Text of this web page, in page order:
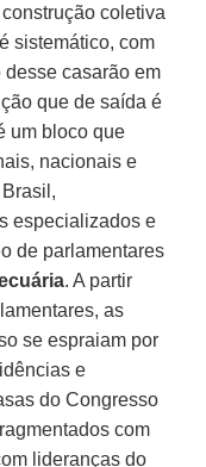
coletiva
sistemático, com
casarão em
que de saída é
um bloco que
nacionais e
especializados e
de parlamentares
. A partir
as
se espraiam por
e
do Congresso
com
lideranças do